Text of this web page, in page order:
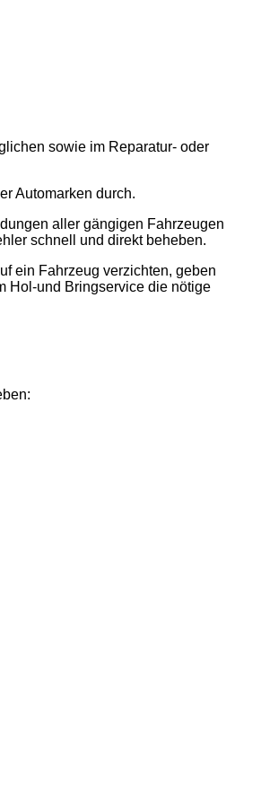
sowie im Reparatur- oder
Automarken durch.
aller gängigen Fahrzeugen
schnell und direkt beheben.
ein Fahrzeug verzichten, geben
Hol-und Bringservice die nötige